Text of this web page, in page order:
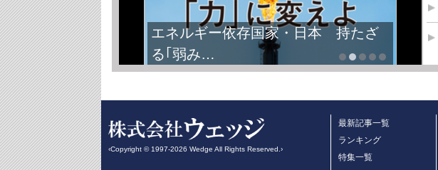
エネルギー依存国家・日本 持たざ
る｢弱み…
‹Copyright © 1997-2026 Wedge All Rights Reserved.›
最新記事一覧
ランキング
特集一覧